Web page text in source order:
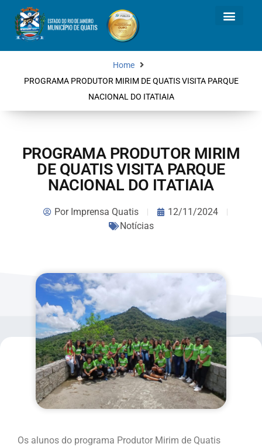
Home
PROGRAMA PRODUTOR MIRIM DE QUATIS VISITA PARQUE
NACIONAL DO ITATIAIA
PROGRAMA PRODUTOR MIRIM
DE QUATIS VISITA PARQUE
NACIONAL DO ITATIAIA
PorImprensa Quatis
12/11/2024
Notícias
Os alunos do programa Produtor Mirim de Quatis